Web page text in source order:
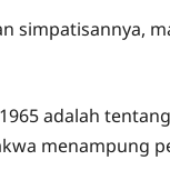
simpatisannya,
adalah
menampung